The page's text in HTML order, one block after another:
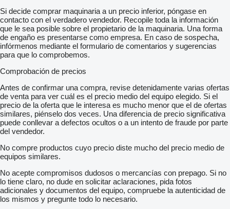
Si decide comprar maquinaria a un precio inferior, póngase en
contacto con el verdadero vendedor. Recopile toda la información
que le sea posible sobre el propietario de la maquinaria. Una forma
de engaño es presentarse como empresa. En caso de sospecha,
infórmenos mediante el formulario de comentarios y sugerencias
para que lo comprobemos.
Comprobación de precios
Antes de confirmar una compra, revise detenidamente varias ofertas
de venta para ver cuál es el precio medio del equipo elegido. Si el
precio de la oferta que le interesa es mucho menor que el de ofertas
similares, piénselo dos veces. Una diferencia de precio significativa
puede conllevar a defectos ocultos o a un intento de fraude por parte
del vendedor.
No compre productos cuyo precio diste mucho del precio medio de
equipos similares.
No acepte compromisos dudosos o mercancías con prepago. Si no
lo tiene claro, no dude en solicitar aclaraciones, pida fotos
adicionales y documentos del equipo, compruebe la autenticidad de
los mismos y pregunte todo lo necesario.